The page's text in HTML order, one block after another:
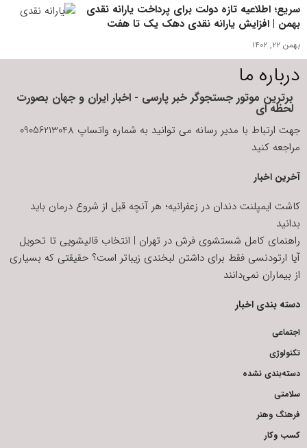
سریع؛ اطلاعیه‌ تازه دولت برای پرداخت یارانه نقدی
بهمن | افزایش یارانه نقدی دهک یک تا هفت
بهمن ۲۲, ۱۴۰۲
درباره ما
برترین موتور جستجوگر خبر پارسی - اخبار ایران و جهان بصورت
لحظه ای
جهت ارتباط با مدیر رسانه می توانید به شماره واتساپ 09056213048
مراجعه کنید
آخرین اخبار
کاشت ایمپلنت دندان در زعفرانیه؛ هر آنچه قبل از شروع درمان باید
بدانید
راهنمای کامل شستشوی فرش در تهران | انتخاب قالیشویی تا تحویل
آیا ارتودنسی فقط برای داشتن لبخندی زیباتر است؟ حقیقتی که بسیاری
از بیماران نمی‌دانند
دسته بندی اخبار
اجتماعی
تکنولوژی
دسته‌بندی نشده
سلامتی
فرهنگ وهنر
کسب وکار